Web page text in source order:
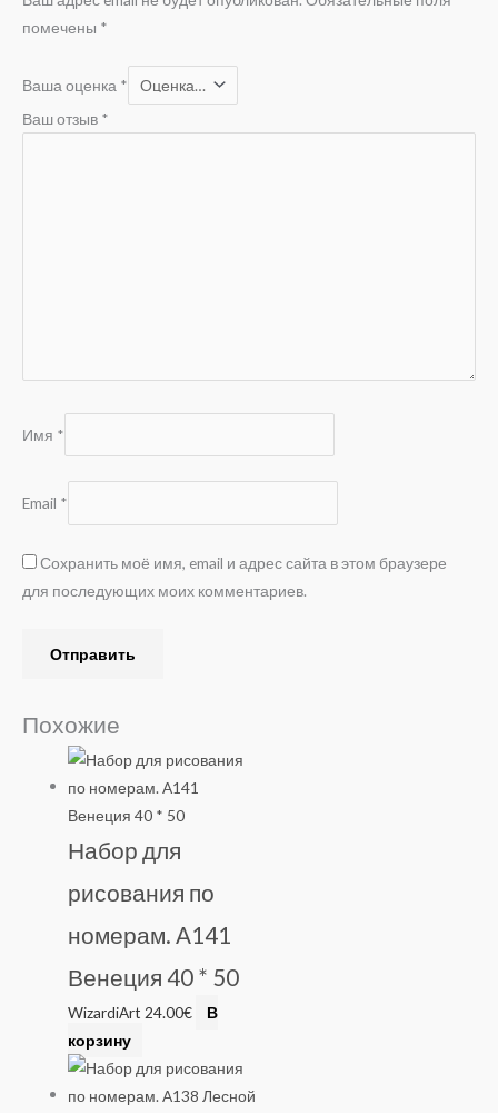
помечены *
Ваша оценка *
Ваш отзыв *
Имя *
Email *
Сохранить моё имя, email и адрес сайта в этом браузере
для последующих моих комментариев.
Похожие
Набор для
рисования по
номерам. A141
Венеция 40 * 50
WizardiArt 24.00€
В
корзину